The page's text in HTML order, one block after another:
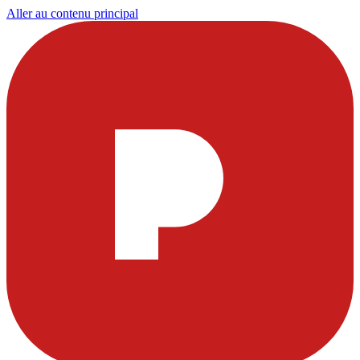
Aller au contenu principal